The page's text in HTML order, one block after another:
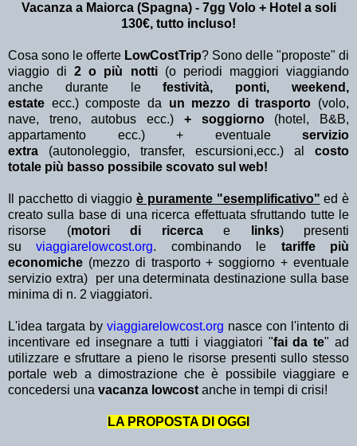
Vacanza a Maiorca (Spagna) - 7gg Volo + Hotel a soli
130€, tutto incluso!
Cosa sono le offerte LowCostTrip? Sono delle "proposte" di
viaggio di2 o più notti (o periodi maggiori viaggiando
anche durante lefestività, ponti, weekend,
estate ecc.) composte da un mezzo di trasporto (volo,
nave, treno, autobus ecc.) + soggiorno(hotel, B&B,
appartamento ecc.) + eventuale servizio
extra (autonoleggio, transfer, escursioni,ecc.) al costo
totale più basso possibile scovato sul web!
Il pacchetto di viaggio è puramente "esemplificativo" ed è
creato sulla base di una ricerca effettuata sfruttando tutte le
risorse (motori di ricerca e links) presenti
suviaggiarelowcost.org. combinando le tariffe più
economiche (mezzo di trasporto + soggiorno + eventuale
servizio extra)
per una determinata destinazione sulla base
minima di n. 2 viaggiatori.
L'idea targata by viaggiarelowcost.org nasce con l'intento di
incentivare ed insegnare a tutti i viaggiatori "fai da te" ad
utilizzare e sfruttare a pieno le risorse presenti sullo stesso
portale web a dimostrazione che è possibile viaggiare e
concedersi una vacanza lowcost anche in tempi di crisi!
LA PROPOSTA DI OGGI